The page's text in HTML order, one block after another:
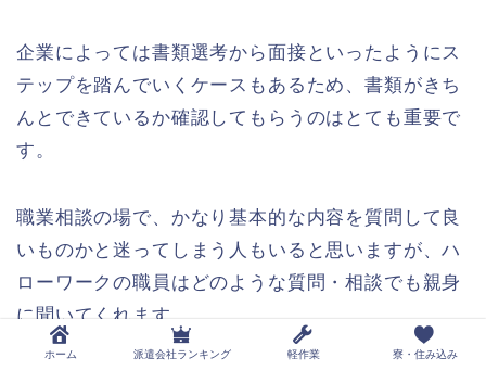
企業によっては書類選考から面接といったようにス
テップを踏んでいくケースもあるため、書類がきち
んとできているか確認してもらうのはとても重要で
す。
職業相談の場で、かなり基本的な内容を質問して良
いものかと迷ってしまう人もいると思いますが、ハ
ローワークの職員はどのような質問・相談でも親身
に聞いてくれます。
ホーム 派遣会社ランキング 軽作業 寮・住み込み